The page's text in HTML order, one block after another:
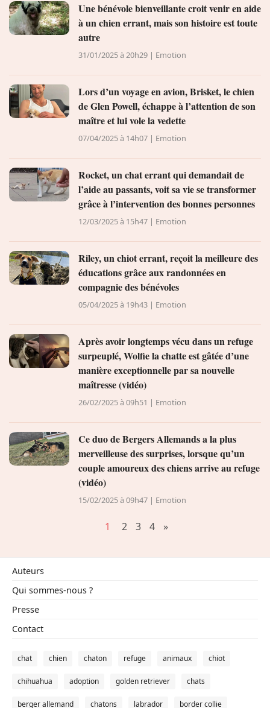
Une bénévole bienveillante croit venir en aide
à un chien errant, mais son histoire est toute
autre
31/01/2025 à 20h29 | Emotion
Lors d’un voyage en avion, Brisket, le chien
de Glen Powell, échappe à l’attention de son
maître et lui vole la vedette
07/04/2025 à 14h07 | Emotion
Rocket, un chat errant qui demandait de
l’aide au passants, voit sa vie se transformer
grâce à l’intervention des bonnes personnes
12/03/2025 à 15h47 | Emotion
Riley, un chiot errant, reçoit la meilleure des
éducations grâce aux randonnées en
compagnie des bénévoles
05/04/2025 à 19h43 | Emotion
Après avoir longtemps vécu dans un refuge
surpeuplé, Wolfie la chatte est gâtée d’une
manière exceptionnelle par sa nouvelle
maîtresse (vidéo)
26/02/2025 à 09h51 | Emotion
Ce duo de Bergers Allemands a la plus
merveilleuse des surprises, lorsque qu’un
couple amoureux des chiens arrive au refuge
(vidéo)
15/02/2025 à 09h47 | Emotion
1 2 3 4 »
Auteurs
Qui sommes-nous ?
Presse
Contact
chat chien chaton refuge animaux chiot
chihuahua adoption golden retriever chats
berger allemand chatons labrador border collie